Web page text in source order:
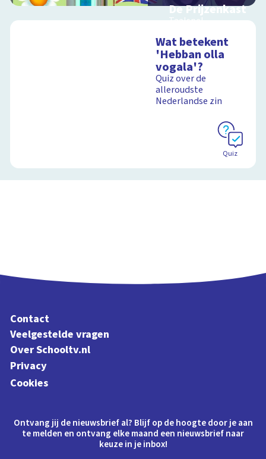
De Prijzenkast
Taalspel
Wat betekent
'Hebban olla
vogala'?
Quiz over de
alleroudste
Nederlandse zin
Quiz
Contact
Veelgestelde vragen
Over Schooltv.nl
Privacy
Cookies
Ontvang jij de nieuwsbrief al? Blijf op de hoogte door je aan
te melden en ontvang elke maand een nieuwsbrief naar
keuze in je inbox!